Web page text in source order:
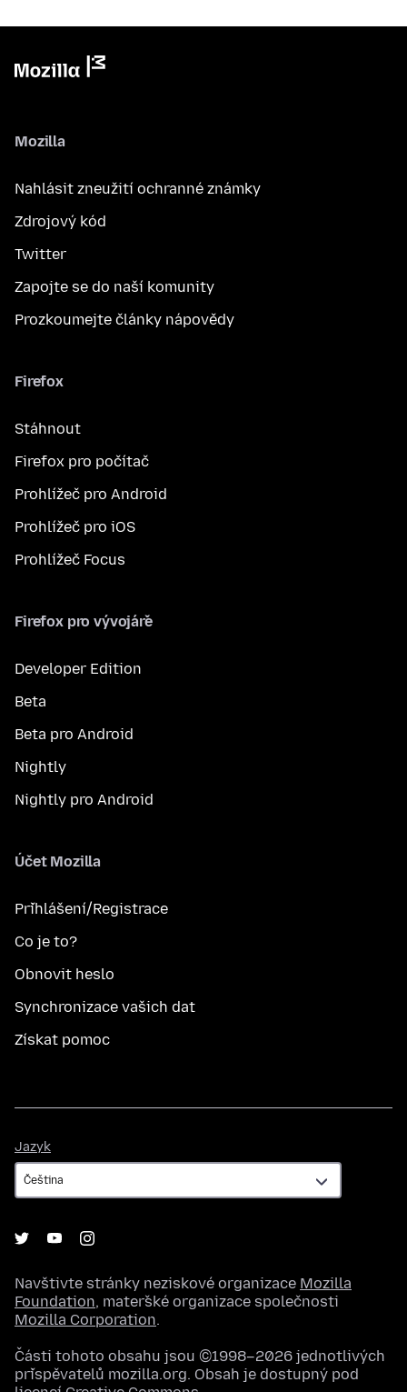
Mozilla
Nahlásit zneužití ochranné známky
Zdrojový kód
Twitter
Zapojte se do naší komunity
Prozkoumejte články nápovědy
Firefox
Stáhnout
Firefox pro počítač
Prohlížeč pro Android
Prohlížeč pro iOS
Prohlížeč Focus
Firefox pro vývojáře
Developer Edition
Beta
Beta pro Android
Nightly
Nightly pro Android
Účet Mozilla
Přihlášení/Registrace
Co je to?
Obnovit heslo
Synchronizace vašich dat
Získat pomoc
Jazyk
Navštivte stránky neziskové organizace Mozilla
Foundation, mateřské organizace společnosti
Mozilla Corporation.
Části tohoto obsahu jsou ©1998–2026 jednotlivých
přispěvatelů mozilla.org. Obsah je dostupný pod